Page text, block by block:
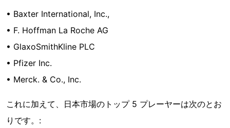
• Baxter International, Inc.,
• F. Hoffman La Roche AG
• GlaxoSmithKline PLC
• Pfizer Inc.
• Merck. & Co., Inc.
これに加えて、日本市場のトップ 5 プレーヤーは次のとお
りです。: